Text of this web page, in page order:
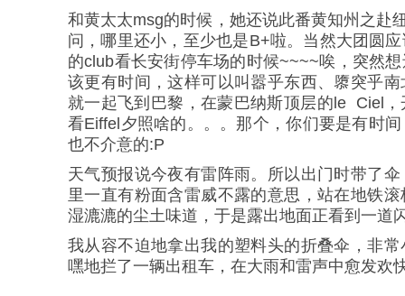
和黄太太msg的时候，她还说此番黄知州之赴
问，哪里还小，至少也是B+啦。当然大团圆
的club看长安街停车场的时候~~~~唉，突然
该更有时间，这样可以叫嚣乎东西、隳突乎
就一起飞到巴黎，在蒙巴纳斯顶层的le Ciel
看Eiffel夕照啥的。。。那个，你们要是有时
也不介意的:P
天气预报说今夜有雷阵雨。所以出门时带了
里一直有粉面含雷威不露的意思，站在地铁
湿漉漉的尘土味道，于是露出地面正看到一道
我从容不迫地拿出我的塑料头的折叠伞，非
嘿地拦了一辆出租车，在大雨和雷声中愈发欢